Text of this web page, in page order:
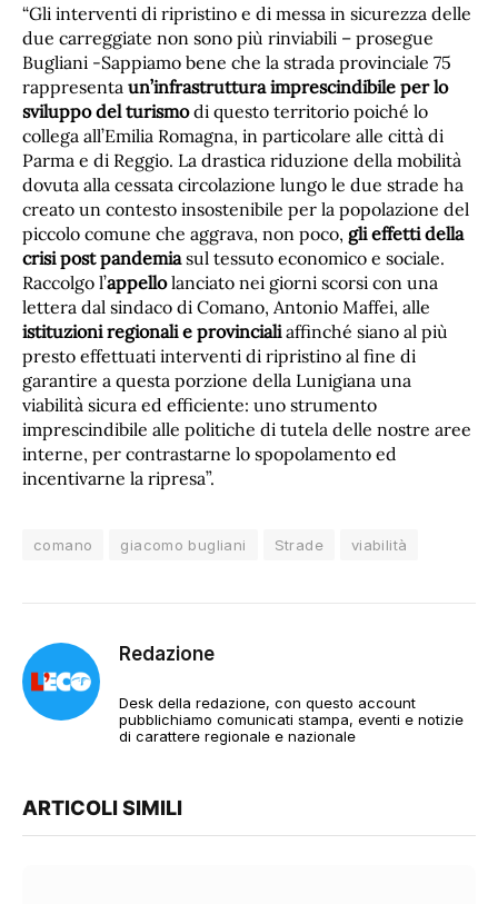
“Gli interventi di ripristino e di messa in sicurezza delle
due carreggiate non sono più rinviabili – prosegue
Bugliani -Sappiamo bene che la strada provinciale 75
rappresenta un’infrastruttura imprescindibile per lo
sviluppo del turismodi questo territorio poiché lo
collega all’Emilia Romagna, in particolare alle città di
Parma e di Reggio. La drastica riduzione della mobilità
dovuta alla cessata circolazione lungo le due strade ha
creato un contesto insostenibile per la popolazione del
piccolo comune che aggrava, non poco, gli effetti della
crisi post pandemiasul tessuto economico e sociale.
Raccolgo l’appellolanciato nei giorni scorsi con una
lettera dal sindaco di Comano, Antonio Maffei, alle
istituzioni regionali e provincialiaffinché siano al più
presto effettuati interventi di ripristino al fine di
garantire a questa porzione della Lunigiana una
viabilità sicura ed efficiente: uno strumento
imprescindibile alle politiche di tutela delle nostre aree
interne, per contrastarne lo spopolamento ed
incentivarne la ripresa”.
comano giacomo bugliani Strade viabilità
Redazione
Desk della redazione, con questo account
pubblichiamo comunicati stampa, eventi e notizie
di carattere regionale e nazionale
ARTICOLI SIMILI